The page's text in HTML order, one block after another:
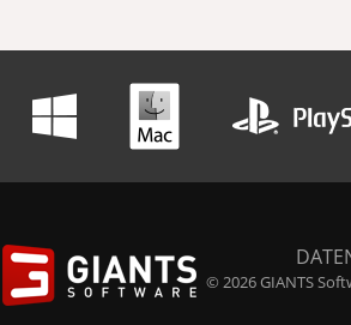
© 2026 GIANTS